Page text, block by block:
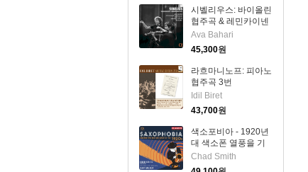
Carmignola
시벨리우스: 바이올린
협주곡 & 레민카이넨
모음곡 (Sibelius:
Violin Concerto &
Lemminkainen
Suite)(CD) - Ava
Bahari
Ava Bahari
45,300원
라흐마니노프: 피아노
협주곡 3번
(Rachmaninoff:
Piano Concerto
No.3) (2CD) - Idil
Biret
Idil Biret
43,700원
색소포비아 - 1920년
대 색소폰 열풍을 기
리며 (Saxophobia -
Celebrating the Sax
Chad Smith